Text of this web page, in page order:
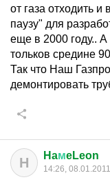
от газа отходить
паузу" для
еще в 2000 году..
тольков средине
Так что Наш
демонтировать
H HaмeLeon
14:26, 08.01.2011